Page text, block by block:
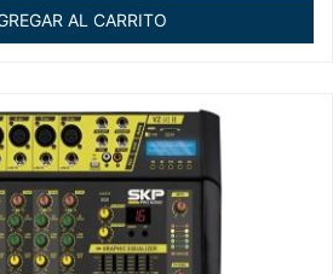
de
5
AL CARRITO